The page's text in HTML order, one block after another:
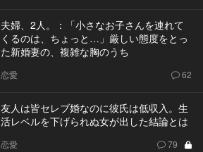
夫婦、2人。：「小さなお子さんを連れて
くるのは、ちょっと…」厳しい態度をとっ
た新婚妻の、複雑な胸のうち
恋愛 62
友人は皆セレブ婚なのに彼氏は低収入。生
活レベルを下げられぬ女が出した結論とは
恋愛 79